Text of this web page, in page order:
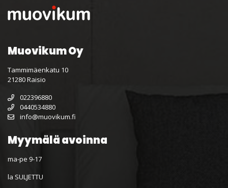
Muovikum Oy
Tammimäenkatu 10
21280 Raisio
022396880
0440534880
info@muovikum.fi
Myymälä avoinna
ma-pe 9-17
la SULJETTU